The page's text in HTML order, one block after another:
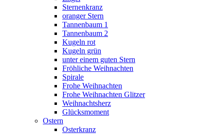
Sternenkranz
oranger Stern
Tannenbaum 1
Tannenbaum 2
Kugeln rot
Kugeln grün
unter einem guten Stern
Fröhliche Weihnachten
Spirale
Frohe Weihnachten
Frohe Weihnachten Glitzer
Weihnachtsherz
Glücksmoment
Ostern
Osterkranz